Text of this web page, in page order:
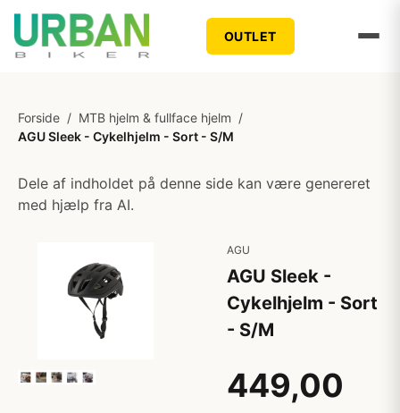
OUTLET
Forside / MTB hjelm & fullface hjelm /
AGU Sleek - Cykelhjelm - Sort - S/M
Dele af indholdet på denne side kan være genereret
med hjælp fra AI.
AGU
AGU Sleek -
Cykelhjelm - Sort
- S/M
449,00